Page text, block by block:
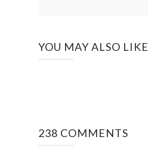
YOU MAY ALSO LIKE
238 COMMENTS